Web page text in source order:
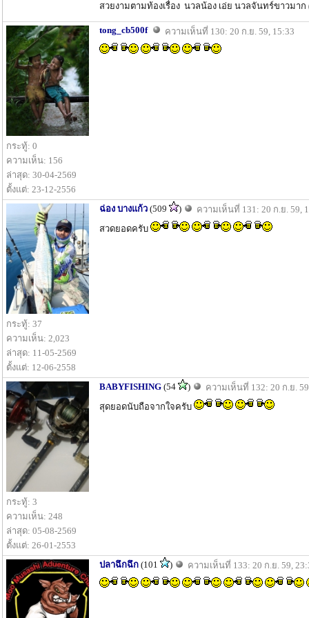
สวยงามตามท้องเรื่อง นวลน้อง เอ่ย นวลจันทร์ขาวมาก
กระทู้: 0
ความเห็น: 156
ล่าสุด: 30-04-2569
ตั้งแต่: 23-12-2556
tong_cb500f ความเห็นที่ 130: 20 ก.ย. 59, 15:33
กระทู้: 37
ความเห็น: 2,023
ล่าสุด: 11-05-2569
ตั้งแต่: 12-06-2558
ฉ่อง บางแก้ว (509 )
ความเห็นที่ 131: 20 ก.ย. 59,
สวดยอดครับ
กระทู้: 3
ความเห็น: 248
ล่าสุด: 05-08-2569
ตั้งแต่: 26-01-2553
BABYFISHING (54 )
ความเห็นที่ 132: 20 ก.ย.
สุดยอดนับถือจากใจครับ
ปลาฉึกฉึก (101 ) ความเห็นที่ 133: 20 ก.ย. 59,